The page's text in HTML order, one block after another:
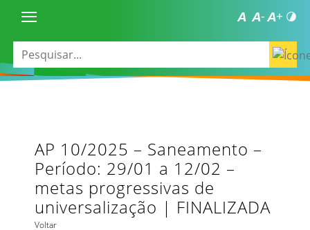
AP 10/2025 – Saneamento –
Período: 29/01 a 12/02 –
metas progressivas de
universalização | FINALIZADA
Voltar